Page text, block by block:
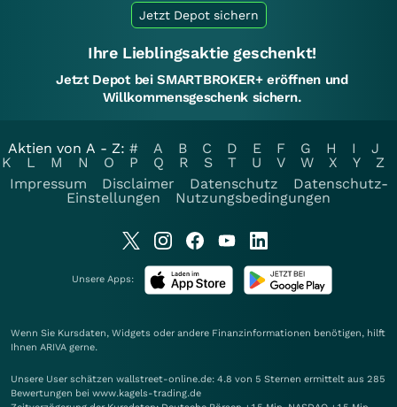
Jetzt Depot sichern
Ihre Lieblingsaktie geschenkt!
Jetzt Depot bei SMARTBROKER+ eröffnen und
Willkommensgeschenk sichern.
Aktien von A - Z: # A B C D E F G H I
J
K
L M N O P Q R S T U V W X Y
Z
Impressum
Disclaimer Datenschutz
Datenschutz-
Einstellungen
Nutzungsbedingungen
Unsere Apps:
Wenn Sie Kursdaten, Widgets oder andere Finanzinformationen benötigen, hilft
Ihnen ARIVA gerne.
Unsere User schätzen wallstreet-online.de: 4.8 von 5 Sternen ermittelt aus 285
Bewertungen bei www.kagels-trading.de